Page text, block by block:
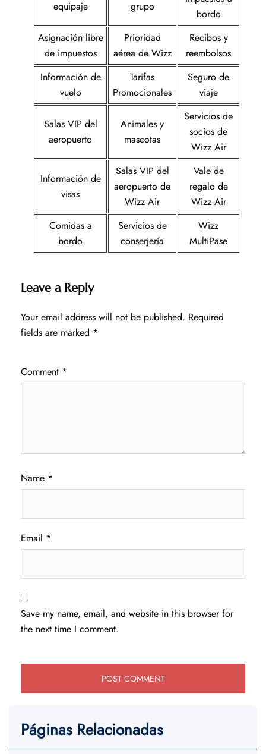
equipaje grupo
bordo
Asignación libre
de impuestos
Prioridad
aérea de Wizz
Recibos y
reembolsos
Información de
vuelo
Tarifas
Promocionales
Seguro de
viaje
Salas VIP del
aeropuerto
Animales y
mascotas
Servicios de
socios de
Wizz Air
Información de
visas
Salas VIP del
aeropuerto de
Wizz Air
Vale de
regalo de
Wizz Air
Comidas a
bordo
Servicios de
conserjería
Wizz
MultiPase
Leave a Reply
Your email address will not be published. Required
fields are marked *
Comment *
Name *
Email *
Save my name, email, and website in this browser for
the next time I comment.
Páginas Relacionadas